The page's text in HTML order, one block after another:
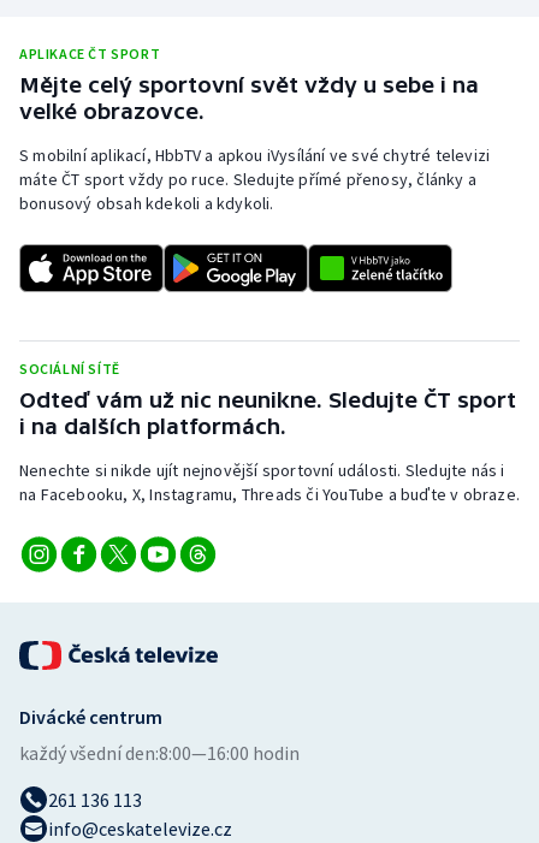
Ragby
Rychlobruslení
Rychlostní kanoistika
Short track
Stolní tenis
Triatlon
Veslování
Vodní slalom
Volejbal
Ostatní
APLIKACE ČT SPORT
Mějte celý sportovní svět vždy u sebe i na
velké obrazovce.
S mobilní aplikací, HbbTV a apkou iVysílání ve své chytré televizi
máte ČT sport vždy po ruce. Sledujte přímé přenosy, články a
bonusový obsah kdekoli a kdykoli.
SOCIÁLNÍ SÍTĚ
Odteď vám už nic neunikne. Sledujte ČT sport
i na dalších platformách.
Nenechte si nikde ujít nejnovější sportovní události. Sledujte nás i
na Facebooku, X, Instagramu, Threads či YouTube a buďte v obraze.
Divácké centrum
každý všední den:8:00—16:00 hodin
261 136 113
info@ceskatelevize.cz